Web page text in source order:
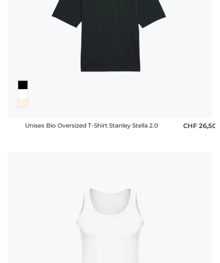
Unisex Bio Oversized T-Shirt Stanley Stella 2.0 CHF 26,50